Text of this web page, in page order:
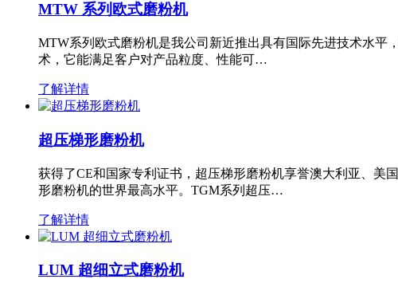
MTW 系列欧式磨粉机
MTW系列欧式磨粉机是我公司新近推出具有国际先进技术水
术，它能满足客户对产品粒度、性能可…
了解详情
超压梯形磨粉机
获得了CE和国家专利证书，超压梯形磨粉机享誉澳大利亚、美
形磨粉机的世界最高水平。TGM系列超压…
了解详情
LUM 超细立式磨粉机